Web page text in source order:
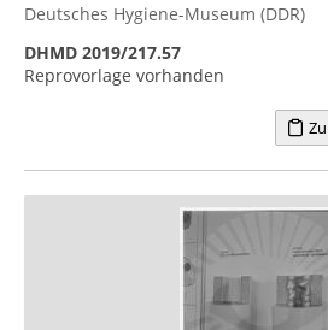
Deutsches Hygiene-Museum (DDR)
DHMD 2019/217.57
Reprovorlage vorhanden